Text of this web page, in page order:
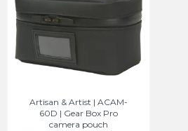
Artisan & Artist | ACAM-
60D | Gear Box Pro
camera pouch